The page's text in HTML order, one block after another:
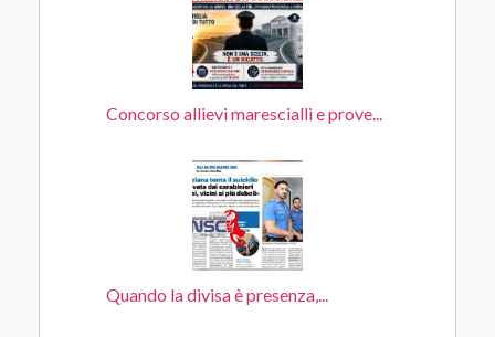
Concorso allievi marescialli e prove...
Quando la divisa è presenza,...